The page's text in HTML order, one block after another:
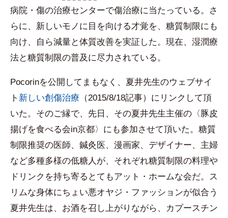
病院・傷の治療センターで傷治療に当たっている。さ
らに、新しいモノに目を向ける才覚を、糖質制限にも
向け、自ら減量と体質改善を実証した。現在、湿潤療
法と糖質制限の普及に尽力されている。
Pocorinを公開してまもなく、夏井先生のウェブサイ
ト 新しい創傷治療 （2015/8/18記事）にリンクして頂
いた。そのご縁で、先日、その夏井先生主催の〈豚皮
揚げを食べる会in京都〉にも参加させて頂いた。糖質
制限推奨の医師、鍼灸医、漫画家、デザイナー、主婦
など多種多様の低糖人が、それぞれ糖質制限の料理や
ドリンクを持ち寄るとてもアット・ホームな会だ。ス
リムな身体にちょい悪オヤジ・ファッションが似合う
夏井先生は、お酒を召し上がりながら、カプースチン